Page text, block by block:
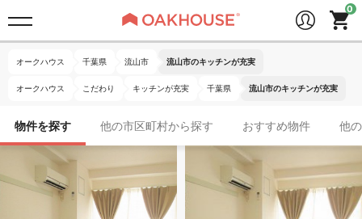
オークハウス 千葉県 流山市 流山市のキッチンが充実
オークハウス こだわり キッチンが充実 千葉県 流山市のキッチンが充実
物件を探す 他の市区町村から探す おすすめ物件 他